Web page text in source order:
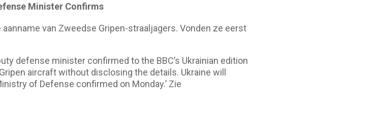
Minister Confirms
van Zweedse Gripen-straaljagers. Vonden ze eerst
defense minister confirmed to the BBC’s Ukrainian edition
aircraft without disclosing the details. Ukraine will
of Defense confirmed on Monday.’ Zie